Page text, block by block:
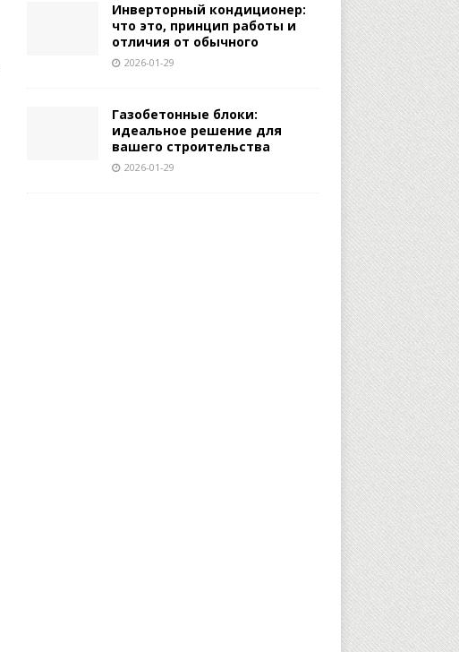
Инверторный кондиционер:
что это, принцип работы и
отличия от обычного
2026-01-29
Газобетонные блоки:
идеальное решение для
вашего строительства
2026-01-29